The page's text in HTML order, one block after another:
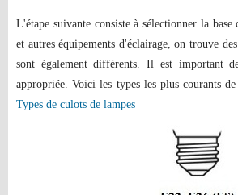
L'étape suivante consiste à sélectionner la
et autres équipements d'éclairage, on trouve
sont également différents. Il est important
appropriée. Voici les types les plus courants
Types de culots de lampes